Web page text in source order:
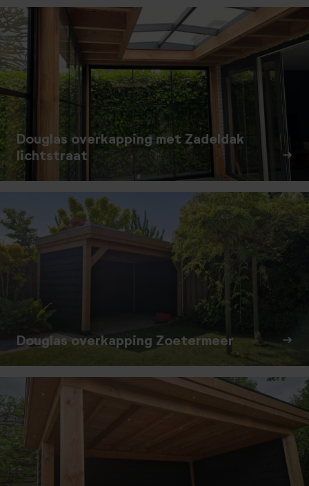
Douglas overkapping met Zadeldak
lichtstraat
Douglas overkapping Zoetermeer